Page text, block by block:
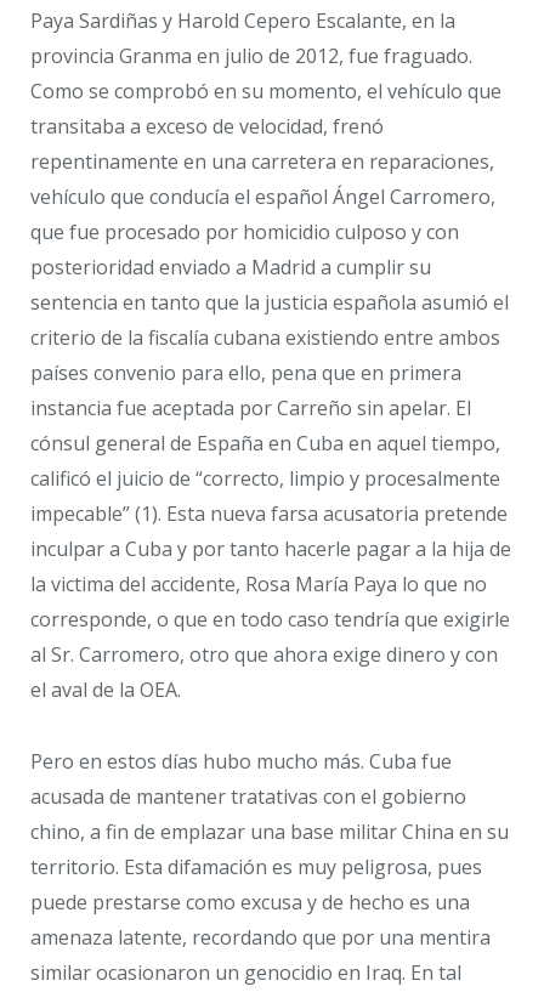
Paya Sardiñas y Harold Cepero Escalante, en la
provincia Granma en julio de 2012, fue fraguado.
Como se comprobó en su momento, el vehículo que
transitaba a exceso de velocidad, frenó
repentinamente en una carretera en reparaciones,
vehículo que conducía el español Ángel Carromero,
que fue procesado por homicidio culposo y con
posterioridad enviado a Madrid a cumplir su
sentencia en tanto que la justicia española asumió el
criterio de la fiscalía cubana existiendo entre ambos
países convenio para ello, pena que en primera
instancia fue aceptada por Carreño sin apelar. El
cónsul general de España en Cuba en aquel tiempo,
calificó el juicio de “correcto, limpio y procesalmente
impecable” (1). Esta nueva farsa acusatoria pretende
inculpar a Cuba y por tanto hacerle pagar a la hija de
la victima del accidente, Rosa María Paya lo que no
corresponde, o que en todo caso tendría que exigirle
al Sr. Carromero, otro que ahora exige dinero y con
el aval de la OEA.
Pero en estos días hubo mucho más. Cuba fue
acusada de mantener tratativas con el gobierno
chino, a fin de emplazar una base militar China en su
territorio. Esta difamación es muy peligrosa, pues
puede prestarse como excusa y de hecho es una
amenaza latente, recordando que por una mentira
similar ocasionaron un genocidio en Iraq. En tal